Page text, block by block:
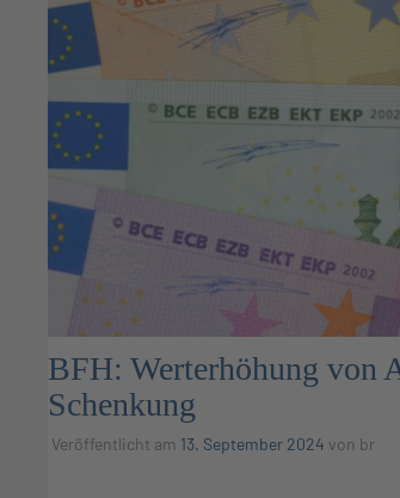
BFH: Werterhöhung von
Schenkung
Veröffentlicht am 13. September 2024 von br